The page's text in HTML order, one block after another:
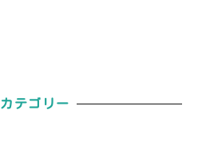
カテゴリー